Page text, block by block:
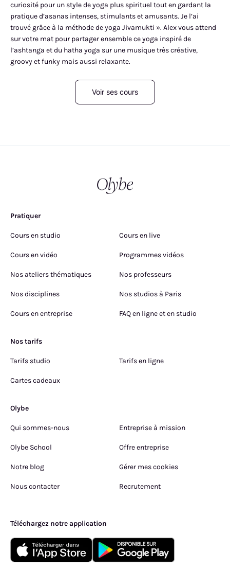
curiosité pour un style de yoga plus spirituel tout en gardant la
pratique d’asanas intenses, stimulants et amusants. Je l’ai
trouvé grâce à la méthode de yoga Jivamukti ». Alex vous attend
sur votre mat pour partager ensemble ce yoga inspiré de
l’ashtanga et du hatha yoga sur une musique très créative,
groovy et funky mais aussi relaxante.
Voir ses cours
Pratiquer
Cours en studio Cours en live
Cours en vidéo Programmes vidéos
Nos ateliers thématiques Nos professeurs
Nos disciplines Nos studios à Paris
Cours en entreprise FAQ en ligne et en studio
Nos tarifs
Tarifs studio Tarifs en ligne
Cartes cadeaux
Olybe
Qui sommes-nous Entreprise à mission
Olybe School Offre entreprise
Notre blog Gérer mes cookies
Nous contacter Recrutement
Téléchargez notre application